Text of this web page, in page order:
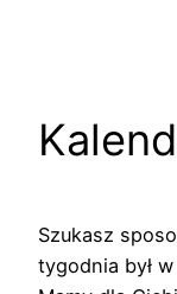
Szukasz
tygodnia był